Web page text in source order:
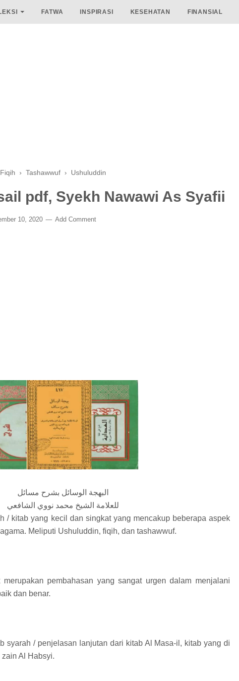
FATWA INSPIRASI KESEHATAN FINANSIAL
› Tashawwuf › Ushuluddin
pdf, Syekh Nawawi As Syafii
10, 2020 Add Comment
البهجة الوسائل بشرح مسائل
للعلامة الشيخ محمد نووي الشافعي
/ kitab yang kecil dan singkat yang mencakup beberapa aspek
Meliputi Ushuluddin, fiqih, dan tashawwuf.
merupakan pembahasan yang sangat urgen dalam menjalani
dan benar.
syarah / penjelasan lanjutan dari kitab Al Masa-il, kitab yang di
Al Habsyi.